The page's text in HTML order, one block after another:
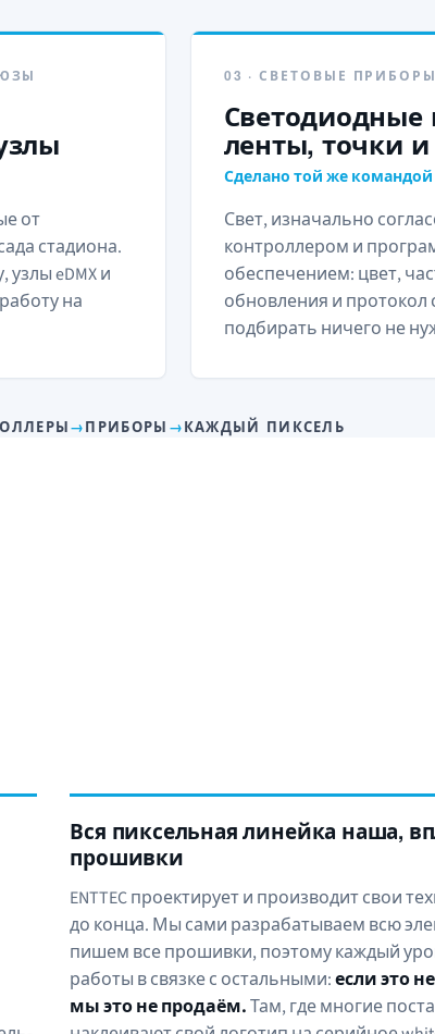
от
стадиона.
eDMX и
на
03 · СВЕТОВЫЕ ПРИБОРЫ
Светодиодные
ленты, точки и
Сделано той же командой
Свет, изначально
контроллером и
обеспечением: цвет,
обновления и протокол
подбирать ничего не
→ПРИБОРЫ →КАЖДЫЙ ПИКСЕЛЬ
Вся пиксельная линейка наша,
прошивки
ENTTEC проектирует и производит свои
до конца. Мы сами разрабатываем всю
пишем все прошивки, поэтому каждый
работы в связке с остальными:если это
мы это не продаём.Там, где многие